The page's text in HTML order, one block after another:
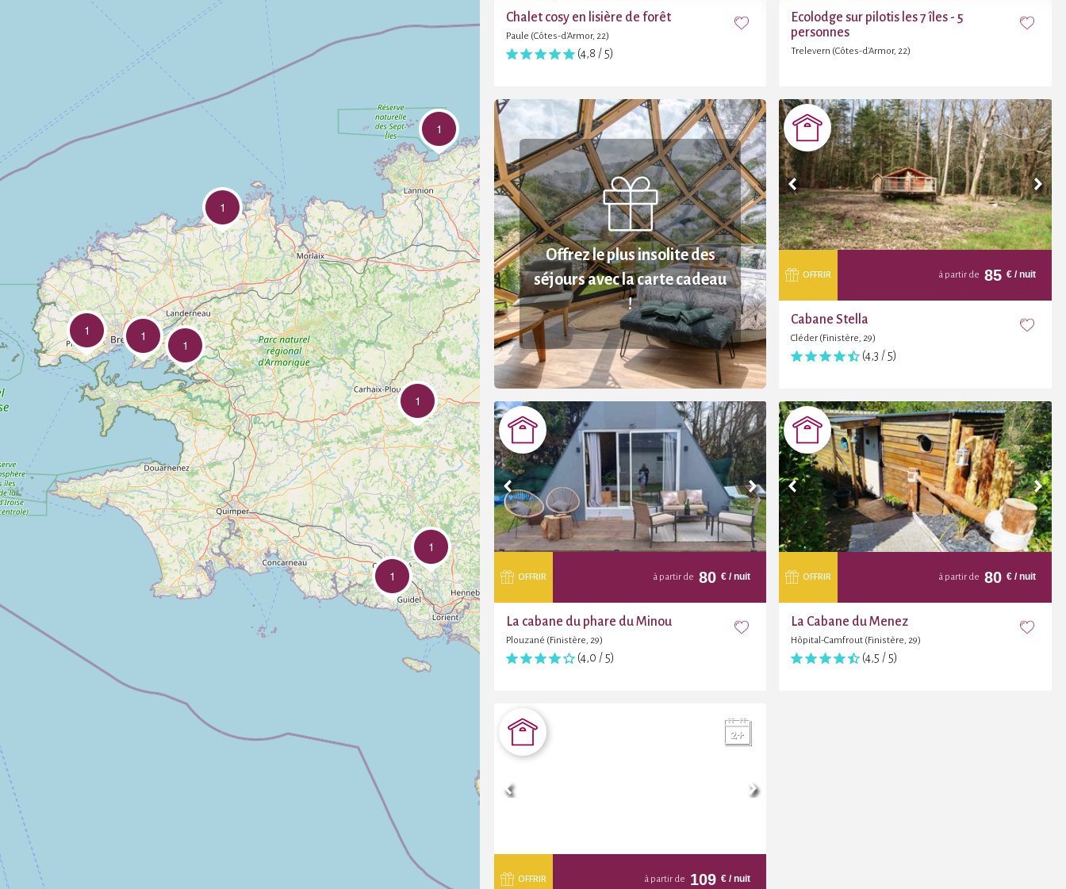
1
1
1
1
1
1
1
1
Chalet cosy en lisière de forêt
Paule (Côtes-d'Armor, 22)
(4,8 / 5)
Ecolodge sur pilotis les 7 îles - 5
personnes
Trelevern (Côtes-d'Armor, 22)
Offrez le plus insolite des
séjours avec la carte cadeau
!
OFFRIR à partir de 85 € / nuit
Cabane Stella
Cléder (Finistère, 29)
(4,3 / 5)
OFFRIR à partir de 80 €/ nuit
La cabane du phare du Minou
Plouzané (Finistère, 29)
(4,0 / 5)
OFFRIR à partir de 80 € / nuit
La Cabane du Menez
Hôpital-Camfrout (Finistère, 29)
(4,5 / 5)
OFFRIR à partir de 109 €/ nuit